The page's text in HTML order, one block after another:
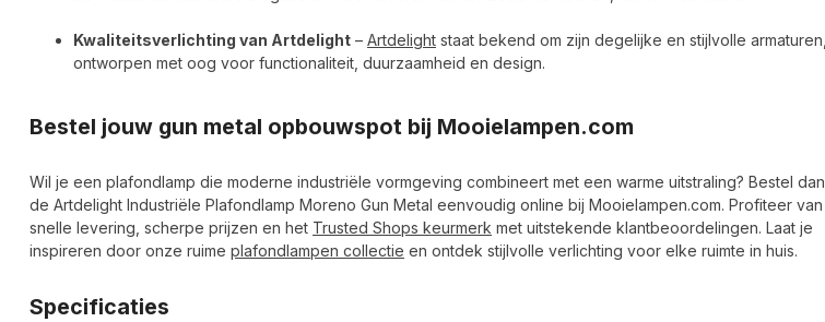
Kwaliteitsverlichting van Artdelight – Artdelight staat bekend om zijn degelijke en stijlvolle armaturen,
ontworpen met oog voor functionaliteit, duurzaamheid en design.
Bestel jouw gun metal opbouwspot bij Mooielampen.com
Wil je een plafondlamp die moderne industriële vormgeving combineert met een warme uitstraling? Bestel dan
de Artdelight Industriële Plafondlamp Moreno Gun Metal eenvoudig online bij Mooielampen.com. Profiteer van
snelle levering, scherpe prijzen en het Trusted Shops keurmerk met uitstekende klantbeoordelingen. Laat je
inspireren door onze ruime plafondlampen collectie en ontdek stijlvolle verlichting voor elke ruimte in huis.
Specificaties